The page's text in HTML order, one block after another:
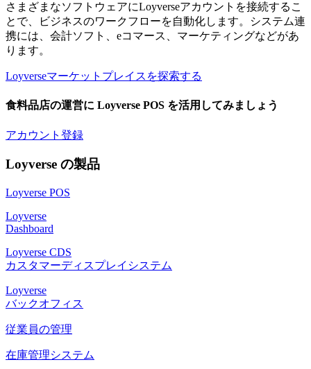
さまざまなソフトウェアにLoyverseアカウントを接続するこ
とで、ビジネスのワークフローを自動化します。システム連
携には、会計ソフト、eコマース、マーケティングなどがあ
ります。
Loyverseマーケットプレイスを探索する
食料品店の運営に Loyverse POS を活用してみましょう
アカウント登録
Loyverse の製品
Loyverse POS
Loyverse
Dashboard
Loyverse CDS
カスタマーディスプレイシステム
Loyverse
バックオフィス
従業員の管理
在庫管理システム